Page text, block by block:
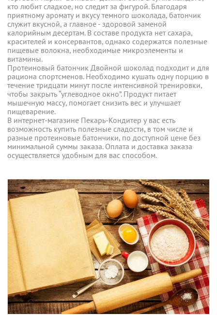
кто любит сладкое, но следит за фигурой. Благодаря
приятному аромату и вкусу темного шоколада, батончик
служит вкусной, а главное - здоровой заменой
калорийным десертам. В составе продукта нет сахара,
красителей и консервантов, однако содержатся полезные
пищевые волокна, необходимые микроэлементы и
витамины.
Протеиновый батончик Двойной шоколад подходит и для
рациона спортсменов. Необходимо кушать одну порцию в
течение тридцати минут после интенсивной тренировки,
чтобы закрыть “углеводное окно”. Продукт питает
мышечную массу, помогает снизить вес и улучшает
пищеварение.
В интернет-магазине Пекарь-Кондитер у вас есть
возможность купить полезные сладости, в том числе и
разные протеиновые батончики, по доступной цене без
минимальной суммы заказа. Оплата и доставка заказа
осуществляется удобным для вас способом.